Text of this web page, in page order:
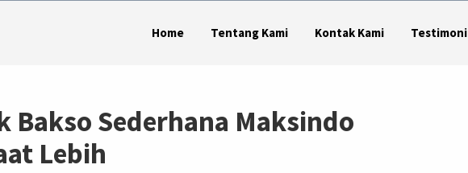
Home Tentang Kami Kontak Kami Testimoni
Bakso Sederhana Maksindo
Lebih